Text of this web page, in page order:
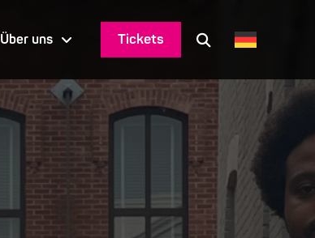
Über uns Tickets